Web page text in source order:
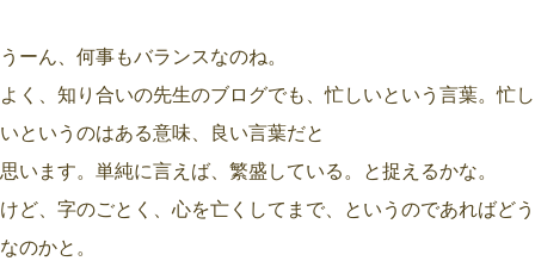
うーん、何事もバランスなのね。
よく、知り合いの先生のブログでも、忙しいという言葉。忙し
いというのはある意味、良い言葉だと
思います。単純に言えば、繁盛している。と捉えるかな。
けど、字のごとく、心を亡くしてまで、というのであればどう
なのかと。